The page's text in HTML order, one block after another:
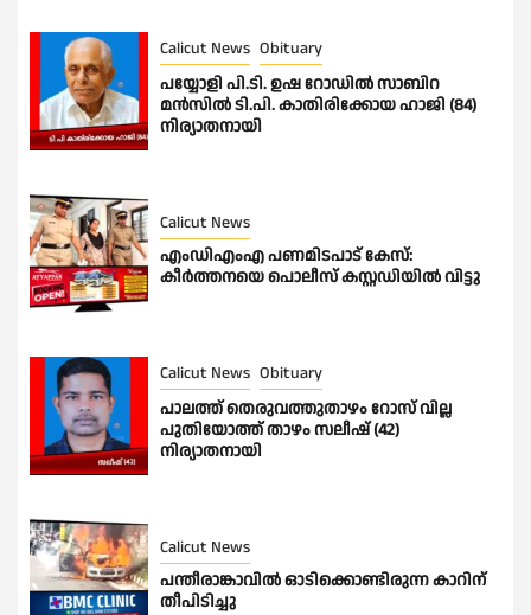
Calicut News Obituary
പയ്യോളി പി.ടി. ഉഷ റോഡിൽ സാബിറ
മൻസിൽ ടി.പി. കാതിരിക്കോയ ഹാജി (84)
നിര്യാതനായി
Calicut News
എംഡിഎംഎ പണമിടപാട് കേസ്:
കീർത്തനയെ പൊലീസ് കസ്റ്റഡിയിൽ വിട്ടു
Calicut News Obituary
പാലത്ത് തെരുവത്തുതാഴം റോസ് വില്ല
പുതിയോത്ത് താഴം സലീഷ് (42)
നിര്യാതനായി
Calicut News
പന്തീരാങ്കാവിൽ ഓടിക്കൊണ്ടിരുന്ന കാറിന്
തീപിടിച്ചു